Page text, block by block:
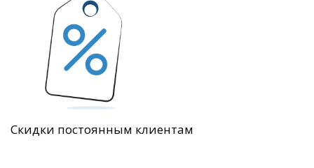
Скидки постоянным клиентам